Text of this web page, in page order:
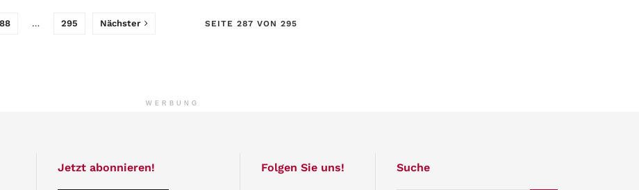
SEITE 287 VON 295
… 295 Nächster
WERBUNG
Jetzt abonnieren! Folgen Sie uns! Suche